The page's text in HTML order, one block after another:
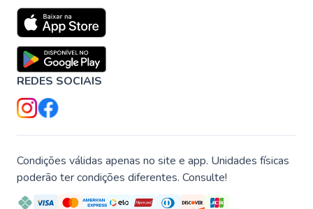
REDES SOCIAIS
Condições válidas apenas no site e app. Unidades físicas
poderão ter condições diferentes. Consulte!